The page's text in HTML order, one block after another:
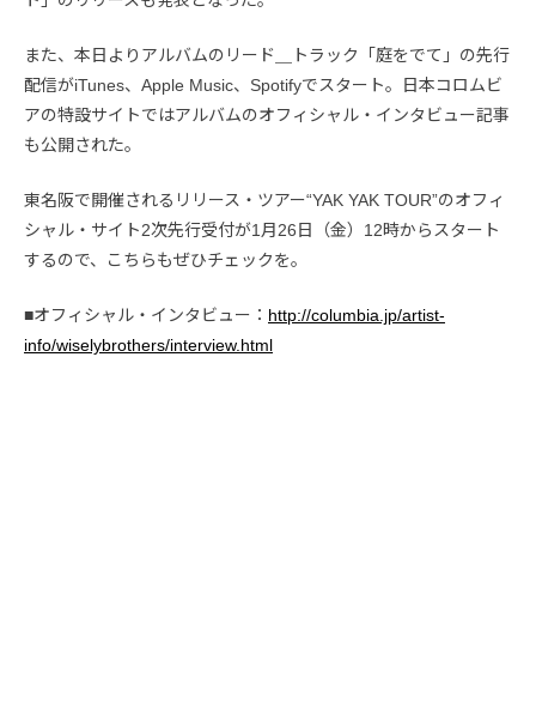
また、本日よりアルバムのリード＿トラック「庭をでて」の先行
配信がiTunes、Apple Music、Spotifyでスタート。日本コロムビ
アの特設サイトではアルバムのオフィシャル・インタビュー記事
も公開された。
東名阪で開催されるリリース・ツアー“YAK YAK TOUR”のオフィ
シャル・サイト2次先行受付が1月26日（金）12時からスタート
するので、こちらもぜひチェックを。
■オフィシャル・インタビュー： http://columbia.jp/artist-
info/wiselybrothers/interview.html